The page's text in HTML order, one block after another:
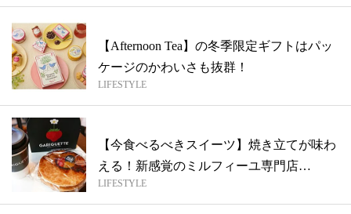
【Afternoon Tea】の冬季限定ギフトはパッ
ケージのかわいさも抜群！
LIFESTYLE
【今食べるべきスイーツ】焼き立てが味わ
える！新感覚のミルフィーユ専門店
「GARI...
LIFESTYLE